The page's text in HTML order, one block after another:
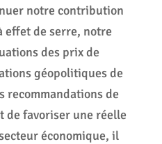
notre contribution
effet de serre, notre
des prix de
géopolitiques de
recommandations de
de favoriser une réelle
économique, il